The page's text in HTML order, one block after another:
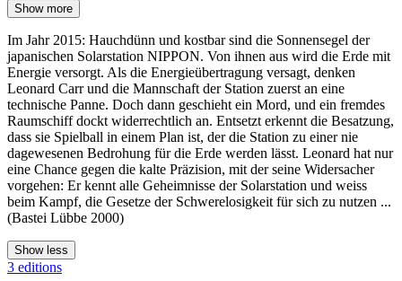
Show more
Im Jahr 2015: Hauchdünn und kostbar sind die Sonnensegel der
japanischen Solarstation NIPPON. Von ihnen aus wird die Erde mit
Energie versorgt. Als die Energieübertragung versagt, denken
Leonard Carr und die Mannschaft der Station zuerst an eine
technische Panne. Doch dann geschieht ein Mord, und ein fremdes
Raumschiff dockt widerrechtlich an. Entsetzt erkennt die Besatzung,
dass sie Spielball in einem Plan ist, der die Station zu einer nie
dagewesenen Bedrohung für die Erde werden lässt. Leonard hat nur
eine Chance gegen die kalte Präzision, mit der seine Widersacher
vorgehen: Er kennt alle Geheimnisse der Solarstation und weiss
beim Kampf, die Gesetze der Schwerelosigkeit für sich zu nutzen ...
(Bastei Lübbe 2000)
Show less
3 editions